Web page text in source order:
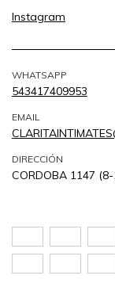
Instagram
WHATSAPP
543417409953
EMAIL
DIRECCIÓN
CORDOBA 1147 (8-